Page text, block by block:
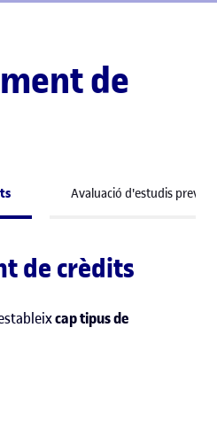
de
Avaluació d'estudis previs
de crèdits
cap tipus de